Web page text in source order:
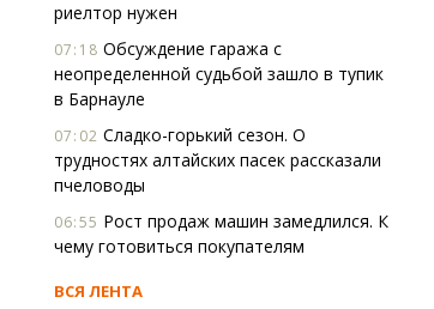
риелтор нужен
07:18 Обсуждение гаража с
неопределенной судьбой зашло в тупик
в Барнауле
07:02 Сладко-горький сезон. О
трудностях алтайских пасек рассказали
пчеловоды
06:55 Рост продаж машин замедлился. К
чему готовиться покупателям
ВСЯ ЛЕНТА